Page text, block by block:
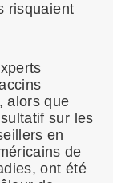
risquaient
alors que
sur les
en
de
ont été